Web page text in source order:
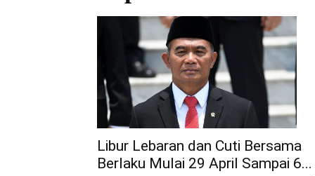
Libur Lebaran dan Cuti Bersama
Berlaku Mulai 29 April Sampai 6...